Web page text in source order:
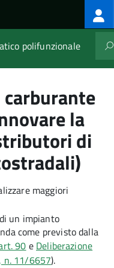
polifunzionale
la
di
maggiori
un impianto
come previsto dalla
90 e Deliberazione
n. 11/6657).